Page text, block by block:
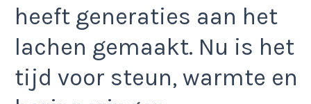
heeft generaties aan het
lachen gemaakt. Nu is het
tijd voor steun, warmte en